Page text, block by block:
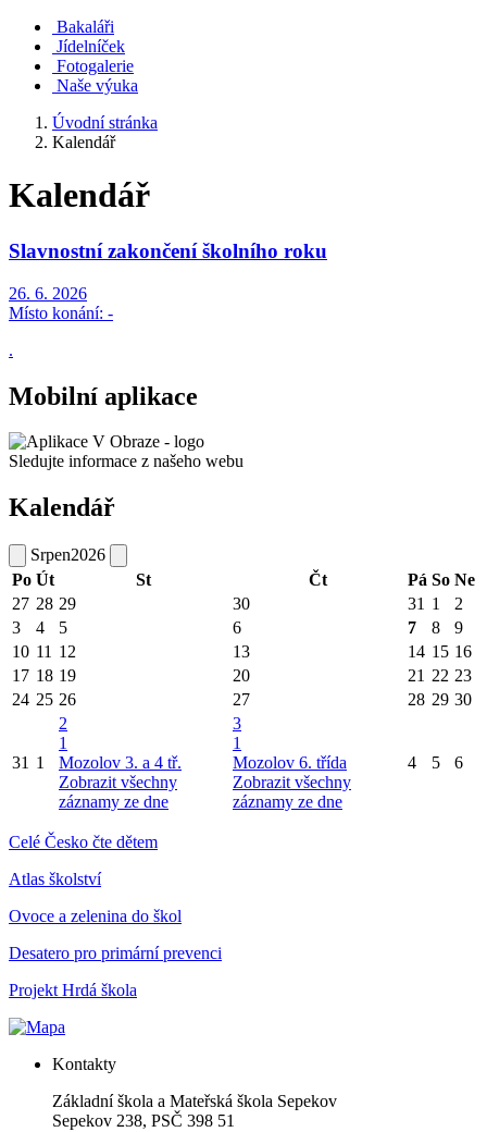
Bakaláři
Jídelníček
Fotogalerie
Naše výuka
Úvodní stránka
Kalendář
Kalendář
Slavnostní zakončení školního roku
26. 6. 2026
Místo konání: -
.
Mobilní aplikace
Sledujte informace z našeho webu
Kalendář
Srpen2026
Po Út St Čt Pá So Ne
27 28 29 30 31 1
2
3
4 5 6 7 8
9
10 11 12 13 14 15 16
17 18 19 20 21 22 23
24 25 26 27 28 29 30
31 1
2
1
Mozolov 3. a 4 tř.
Zobrazit všechny
záznamy ze dne
3
1
Mozolov 6. třída
Zobrazit všechny
záznamy ze dne
4 5 6
Celé Česko čte dětem
Atlas školství
Ovoce a zelenina do škol
Desatero pro primární prevenci
Projekt Hrdá škola
Kontakty
Základní škola a Mateřská škola Sepekov
Sepekov 238, PSČ 398 51